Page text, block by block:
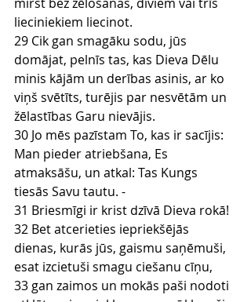
lieciniekiem liecinot.
29 Cik gan smagāku sodu, jūs
domājat, pelnīs tas, kas Dieva Dēlu
minis kājām un derības asinis, ar ko
viņš svētīts, turējis par nesvētām un
žēlastības Garu nievājis.
30 Jo mēs pazīstam To, kas ir sacījis:
Man pieder atriebšana, Es
atmaksāšu, un atkal: Tas Kungs
tiesās Savu tautu. -
31 Briesmīgi ir krist dzīvā Dieva rokā!
32 Bet atcerieties iepriekšējās
dienas, kurās jūs, gaismu saņēmuši,
esat izcietuši smagu ciešanu cīņu,
33 gan zaimos un mokās paši nodoti